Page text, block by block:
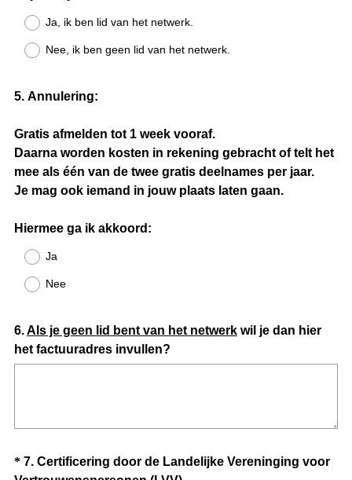
r
Ja, ik ben lid van het netwerk.
Nee, ik ben geen lid van het netwerk.
Question
5. Annulering:
Gratis afmelden tot 1 week vooraf.
Daarna worden kosten in rekening gebracht of telt het
mee als één van de twee gratis deelnames per jaar.
Je mag ook iemand in jouw plaats laten gaan.
Hiermee ga ik akkoord:
Ja
Nee
Question
Title
6.Als je geen lid bent van het netwerk wil je dan hier
het factuuradres invullen?
Question
* 7. Certificering door de Landelijke Vereninging voor